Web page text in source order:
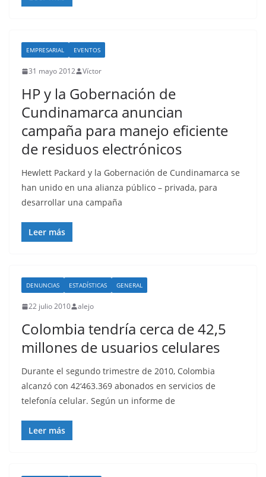
EMPRESARIAL EVENTOS
31 mayo 2012 Víctor
HP y la Gobernación de
Cundinamarca anuncian
campaña para manejo eficiente
de residuos electrónicos
Hewlett Packard y la Gobernación de Cundinamarca se
han unido en una alianza público – privada, para
desarrollar una campaña
Leer más
DENUNCIAS ESTADÍSTICAS GENERAL
22 julio 2010 alejo
Colombia tendría cerca de 42,5
millones de usuarios celulares
Durante el segundo trimestre de 2010, Colombia
alcanzó con 42‘463.369 abonados en servicios de
telefonía celular. Según un informe de
Leer más